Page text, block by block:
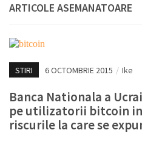
ARTICOLE ASEMANATOARE
STIRI 6 OCTOMBRIE 2015 / Ike
Banca Nationala a
pe utilizatorii bitcoin
riscurile la care se